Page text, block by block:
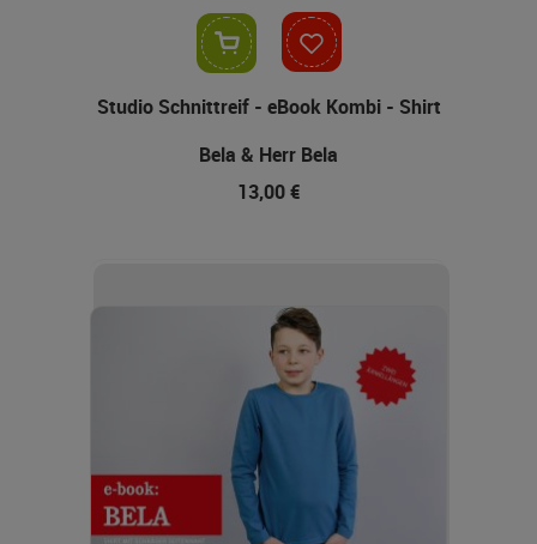
Studio Schnittreif - eBook Kombi - Shirt
Bela & Herr Bela
13,00 €